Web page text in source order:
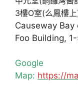
3樓O室(么鳳樓上
Causeway
Foo Building,
Google
Map: https://